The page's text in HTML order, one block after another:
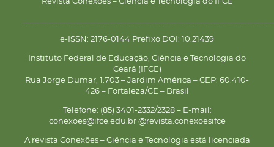
e-ISSN: 2176-0144 Prefixo DOI: 10.21439
Instituto Federal de Educação, Ciência e Tecnologia do
Ceará (IFCE)
Rua Jorge Dumar, 1.703 – Jardim América – CEP: 60.410-
426 – Fortaleza/CE – Brasil
Telefone: (85) 3401-2332/2328 – E-mail:
conexoes@ifce.edu.br @revista.conexoesifce
A revista Conexões – Ciência e Tecnologia está licenciada